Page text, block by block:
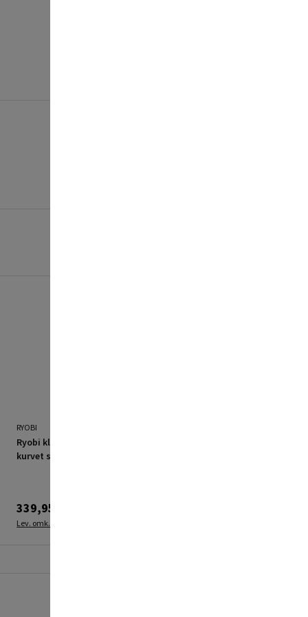
RYOBI
Ryobi kløfthammer
kurvet stål 450 g
339,95 kr.
Lev. omk. tillægges